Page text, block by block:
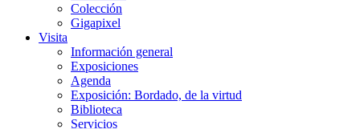
Colección
Gigapixel
Visita
Información general
Exposiciones
Agenda
Exposición: Bordado, de la virtud
Biblioteca
Servicios